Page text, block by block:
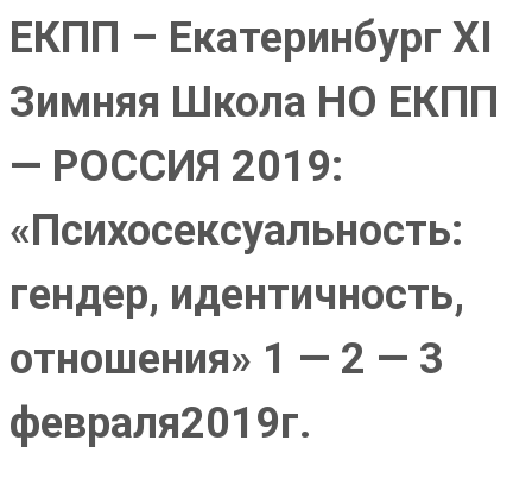
ЕКПП – Екатеринбург XI
Зимняя Школа НО ЕКПП
— РОССИЯ 2019:
«Психосексуальность:
гендер, идентичность,
отношения» 1 — 2 — 3
февраля2019г.